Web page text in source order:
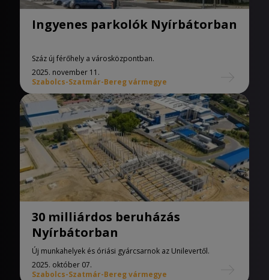
Ingyenes parkolók Nyírbátorban
Száz új férőhely a városközpontban.
2025. november 11.
Szabolcs-Szatmár-Bereg vármegye
30 milliárdos beruházás
Nyírbátorban
Új munkahelyek és óriási gyárcsarnok az Unilevertől.
2025. október 07.
Szabolcs-Szatmár-Bereg vármegye